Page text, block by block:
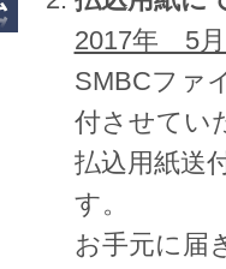
2017年
SMBCファ
付させてい
払込用紙送
す。
お手元に届